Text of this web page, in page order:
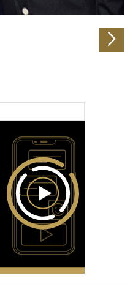
Sie ihnen bereitgestellt